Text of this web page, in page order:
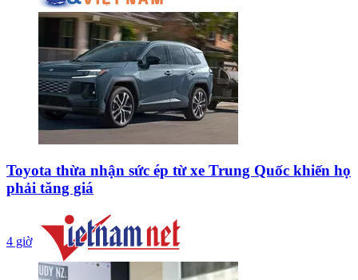
Toyota thừa nhận sức ép từ xe Trung Quốc khiến họ
phải tăng giá
4 giờ